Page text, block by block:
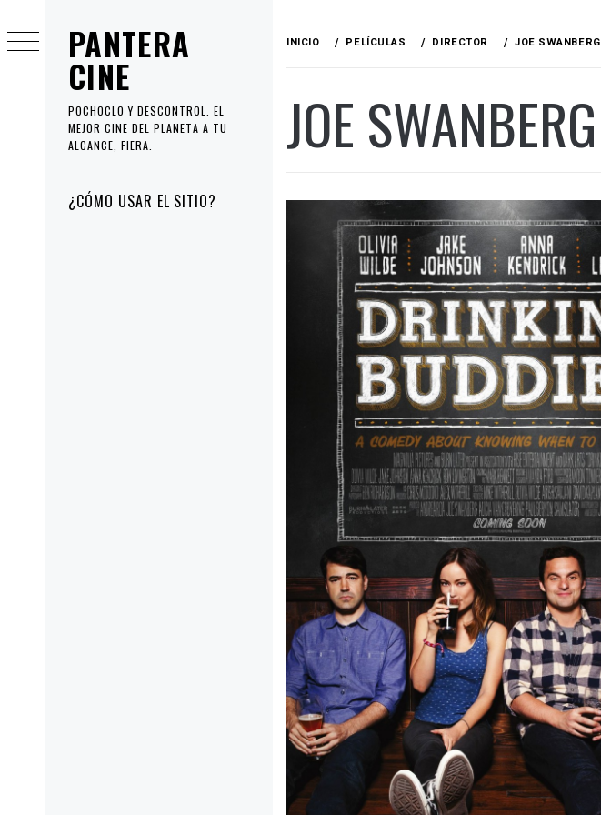
PANTERA
CINE
POCHOCLO Y DESCONTROL. EL
MEJOR CINE DEL PLANETA A TU
ALCANCE, FIERA.
principal
¿CÓMO USAR EL SITIO?
al
contenido
INICIO PELÍCULAS DIRECTOR JOE SWANBERG
JOE SWANBERG